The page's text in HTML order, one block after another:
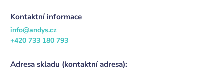
Kontaktní informace
info@andys.cz
+420 733 180 793
Adresa skladu (kontaktní adresa):